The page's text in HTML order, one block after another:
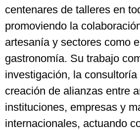
centenares de talleres en
promoviendo la
artesanía y sectores como
gastronomía. Su trabajo
investigación, la
creación de alianzas entre
instituciones, empresas y
internacionales, actuando